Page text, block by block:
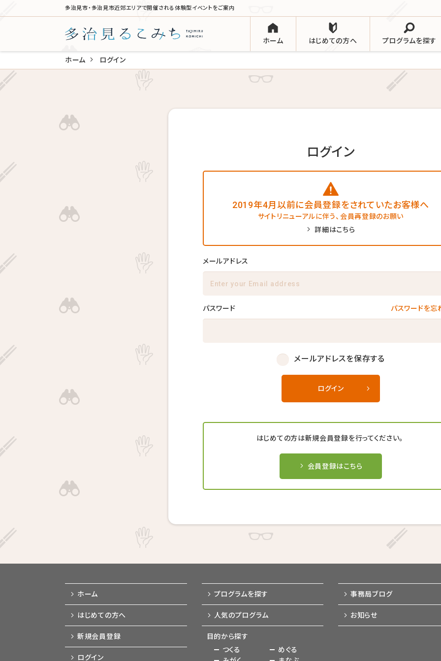
多治見市・多治見市近郊エリアで開催される体験型イベントをご案内
ホーム はじめての方へ プログラムを探す
ホーム ログイン
ログイン
2019年4月以前に会員登録をされていたお客様へ
サイトリニューアルに伴う、 会員再登録のお願い
詳細はこちら
メールアドレス
パスワード パスワードを忘
メールアドレスを保存する
ログイン
はじめての方は新規会員登録を行ってください。
会員登録はこちら
キャンセル後、再度予約することができない場合がございます。
キャンセル後、再度予約することができない場合がございます。
キャンセル後、再度予約することができない場合がございます。
ホーム
はじめての方へ
新規会員登録
ログイン
プログラムを探す
人気のプログラム
目的から探す
つくる
めぐる
事務局ブログ
お知らせ